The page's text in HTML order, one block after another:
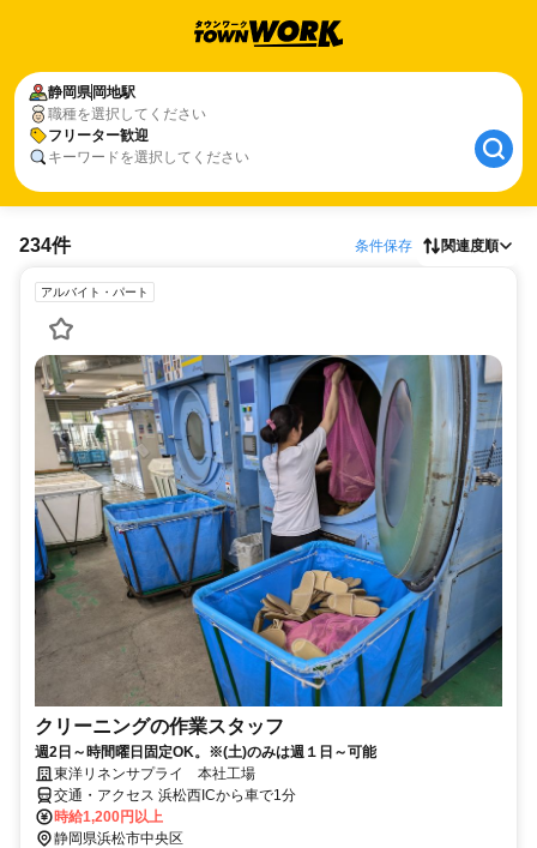
静岡県 岡地駅
職種を選択してください
フリーター歓迎
キーワードを選択してください
234件 条件保存 関連度順
アルバイト・パート
クリーニングの作業スタッフ
週2日～時間曜日固定OK。※(土)のみは週１日～可能
東洋リネンサプライ 本社工場
交通・アクセス 浜松西ICから車で1分
時給1,200円以上
静岡県浜松市中央区